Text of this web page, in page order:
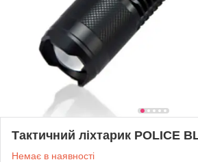
Тактичний ліхтарик POLICE
Немає в наявності